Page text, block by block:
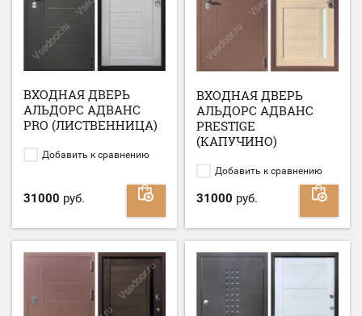
ВХОДНАЯ ДВЕРЬ
АЛЬДОРС АДВАНС
PRO (ЛИСТВЕННИЦА)
Добавить к сравнению
31000 руб.
ВХОДНАЯ ДВЕРЬ
АЛЬДОРС АДВАНС
PRESTIGE
(КАПУЧИНО)
Добавить к сравнению
31000 руб.